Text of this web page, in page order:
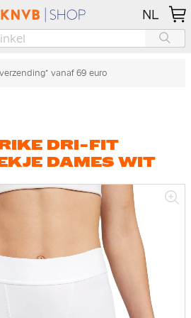
NL
vanaf 69 euro
DRI-FIT
DAMES WIT